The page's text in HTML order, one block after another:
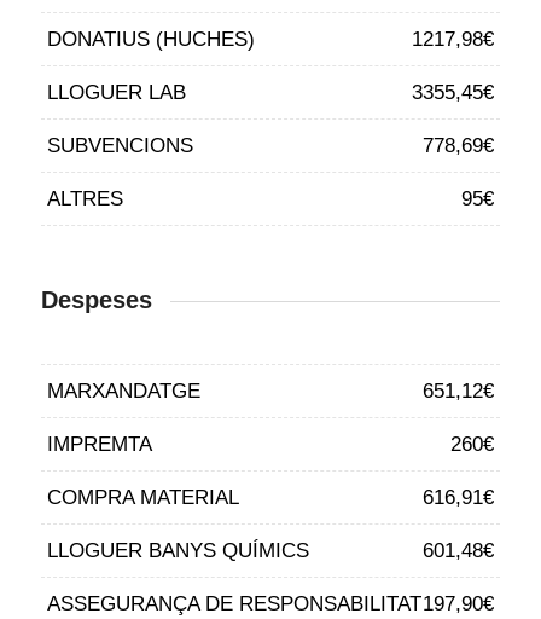
DONATIUS (HUCHES) 1217,98€
LLOGUER LAB 3355,45€
SUBVENCIONS 778,69€
ALTRES 95€
Despeses
MARXANDATGE 651,12€
IMPREMTA 260€
COMPRA MATERIAL 616,91€
LLOGUER BANYS QUÍMICS 601,48€
ASSEGURANÇA DE RESPONSABILITAT197,90€